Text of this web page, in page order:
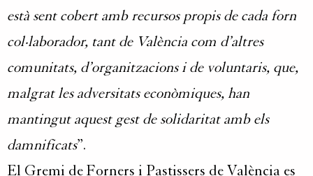
està sent cobert amb recursos propis de cada forn
col·laborador, tant de València com d’altres
comunitats, d’organitzacions i de voluntaris, que,
malgrat les adversitats econòmiques, han
mantingut aquest gest de solidaritat amb els
damnificats”.
El Gremi de Forners i Pastissers de València es